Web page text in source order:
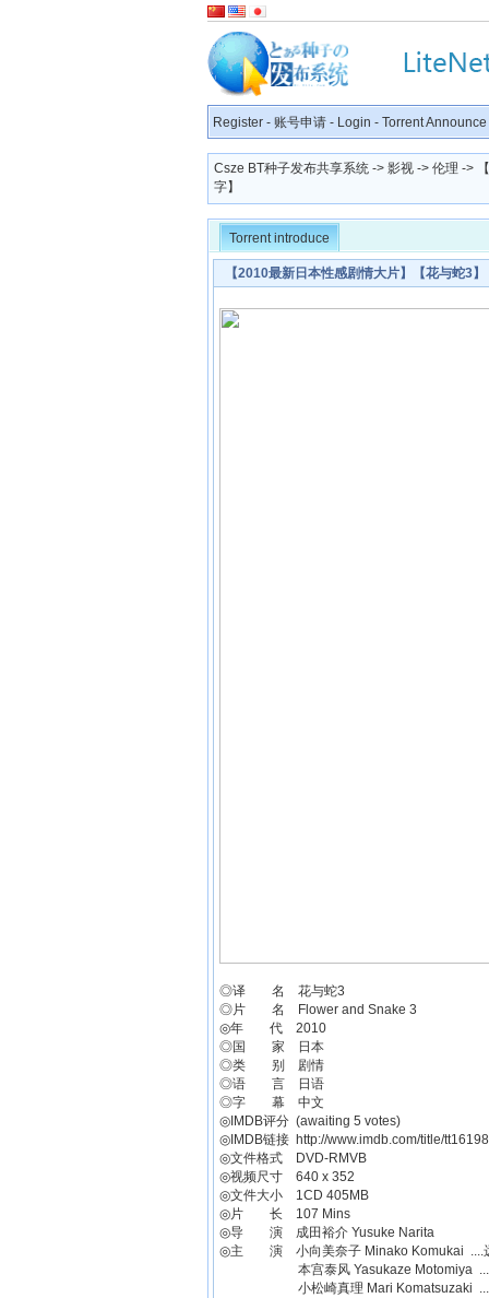
Register - 账号申请 - Login - Torrent Announce
Csze BT种子发布共享系统 -> 影视 -> 伦理 ->
字】
Torrent introduce
【2010最新日本性感剧情大片】【花与蛇3
◎译 名 花与蛇3
◎片 名 Flower and Snake 3
◎年 代 2010
◎国 家 日本
◎类 别 剧情
◎语 言 日语
◎字 幕 中文
◎IMDB评分 (awaiting 5 votes)
◎IMDB链接 http://www.imdb.com/title/
◎文件格式 DVD-RMVB
◎视频尺寸 640 x 352
◎文件大小 1CD 405MB
◎片 长 107 Mins
◎导 演 成田裕介 Yusuke Narita
◎主 演 小向美奈子 Minako Komukai ....
本宫泰风 Yasukaze Motomiya ....
小松崎真理 Mari Komatsuzaki ....